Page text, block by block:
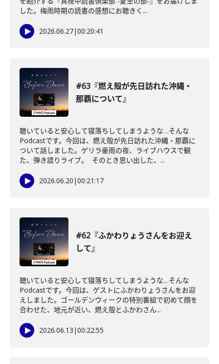
した。梅雨時期の読書の感想にお聴きく...
2026.06.27|00:20:41
#63『燃え殻が先日訪れた沖縄・
那覇について』
聴いていると安心して寝落ちしてしまうような…そんな
Podcastです。今回は、燃え殻が先日訪れた沖縄・那覇に
ついて話しました。ゲリラ豪雨の夜、ライブハウスで観
た、弾き語りライブ。 そのとき思い出した、...
2026.06.20 |00:21:17
#62『ふかわりょうさんをお迎え
して』
聴いていると安心して寝落ちしてしまうような…そんな
Podcastです。今回は、ゲストにふかわりょうさんをお迎
えしました。ゴールデンウィークの特別番組で初めて顔を
合わせた、地元が近い、燃え殻とふかわさん...
2026.06.13 |00:22:55